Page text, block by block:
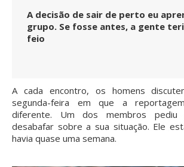
A decisão de sair de perto eu
grupo. Se fosse antes, a gente
feio
A cada encontro, os homens
segunda-feira em que a
diferente. Um dos membros pediu
desabafar sobre a sua situação. Ele
havia quase uma semana.